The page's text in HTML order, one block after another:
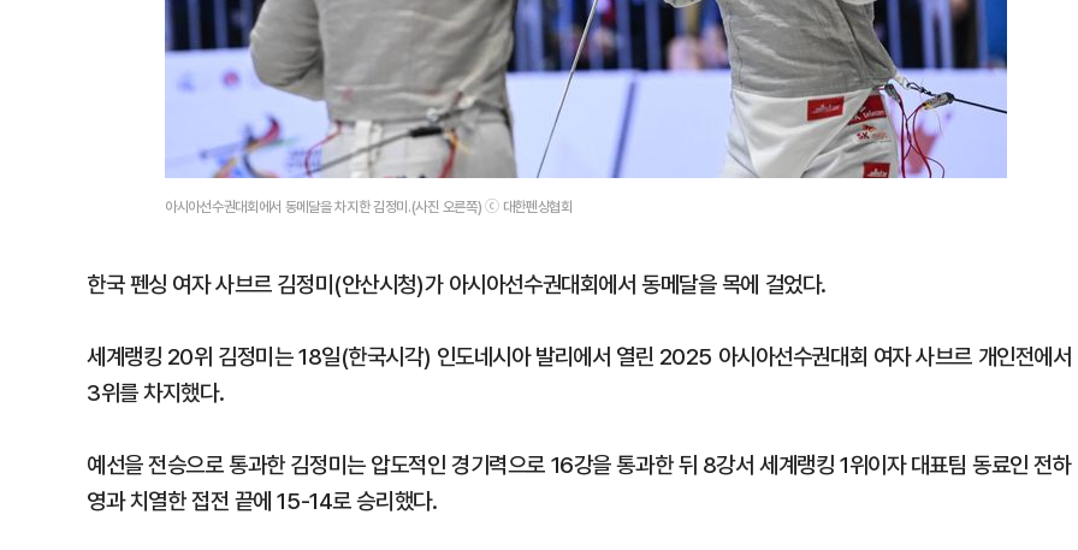
아시아선수권대회에서 동메달을 차지한 김정미.(사진 오른쪽) ⓒ 대한펜싱협회
한국 펜싱 여자 사브르 김정미(안산시청)가 아시아선수권대회에서 동메달을 목에 걸었다.
세계랭킹 20위 김정미는 18일(한국시각) 인도네시아 발리에서 열린 2025 아시아선수권대회 여자 사브르 개인전에서
3위를 차지했다.
예선을 전승으로 통과한 김정미는 압도적인 경기력으로 16강을 통과한 뒤 8강서 세계랭킹 1위이자 대표팀 동료인 전하
영과 치열한 접전 끝에 15-14로 승리했다.